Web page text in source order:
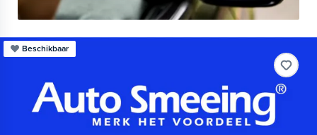
Beschikbaar